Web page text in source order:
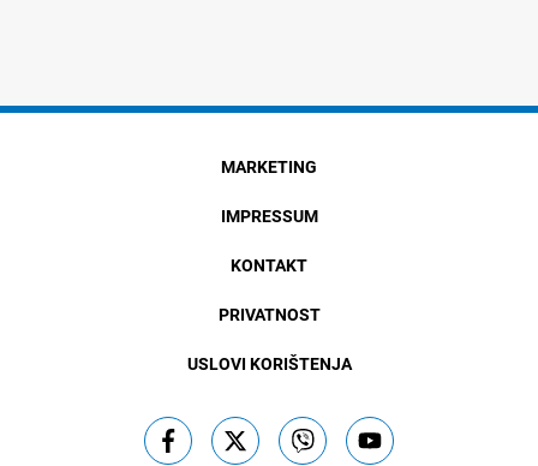
MARKETING
IMPRESSUM
KONTAKT
PRIVATNOST
USLOVI KORIŠTENJA